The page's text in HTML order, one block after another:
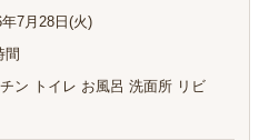
7月28日(火)
間
ン トイレ お風呂 洗面所 リビ